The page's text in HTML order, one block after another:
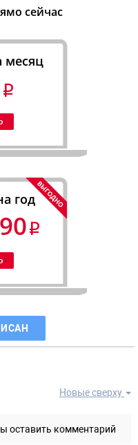
сейчас
месяц
год
Новые сверху
оставить комментарий